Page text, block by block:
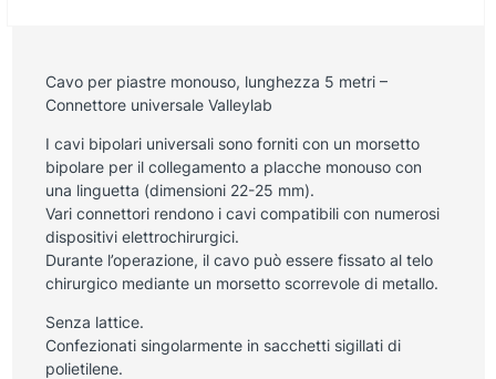
Cavo per piastre monouso, lunghezza 5 metri –
Connettore universale Valleylab
I cavi bipolari universali sono forniti con un morsetto
bipolare per il collegamento a placche monouso con
una linguetta (dimensioni 22-25 mm).
Vari connettori rendono i cavi compatibili con numerosi
dispositivi elettrochirurgici.
Durante l’operazione, il cavo può essere fissato al telo
chirurgico mediante un morsetto scorrevole di metallo.
Senza lattice.
Confezionati singolarmente in sacchetti sigillati di
polietilene.